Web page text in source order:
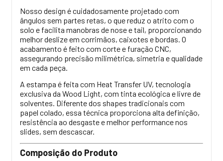
Nosso design é cuidadosamente projetado com
ângulos sem partes retas, o que reduz o atrito com o
solo e facilita manobras de nose e tail, proporcionando
melhor deslize em corrimãos, caixotes e bordas. O
acabamento é feito com corte e furação CNC,
assegurando precisão milimétrica, simetria e qualidade
em cada peça.
A estampa é feita com Heat Transfer UV, tecnologia
exclusiva da Wood Light, com tinta ecológica e livre de
solventes. Diferente dos shapes tradicionais com
papel colado, essa técnica proporciona alta definição,
resistência ao desgaste e melhor performance nos
slides, sem descascar.
Composição do Produto